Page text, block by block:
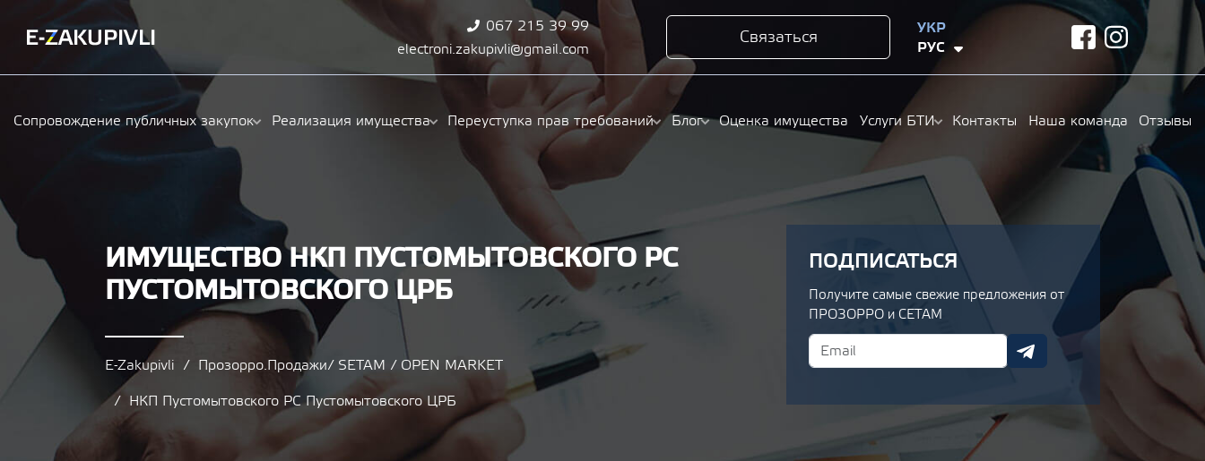
067 215 39 99
electroni.zakupivli@gmail.com
Связаться
УКР
РУС
facebookinstagram
Сопровождение публичных закупок Реализация имущества Переуступка прав требований Блог Оценка имущества Услуги БТИ Контакты Наша команда Отзывы
ИМУЩЕСТВО НКП ПУСТОМЫТОВСКОГО РС
ПУСТОМЫТОВСКОГО ЦРБ
E-Zakupivli
Прозорро.Продажи/ SETAM / OPEN MARKET
НКП Пустомытовского РС Пустомытовского ЦРБ
ПОДПИСАТЬСЯ
Получите самые свежие предложения от
ПРОЗОРРО и СЕТАМ